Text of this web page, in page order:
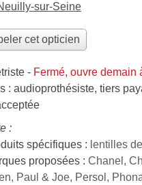
sur-Seine
cet opticien
- Fermé, ouvre demain
: audioprothésiste, tiers
:
spécifiques : lentilles
proposées : Chanel,
Paul & Joe, Persol,